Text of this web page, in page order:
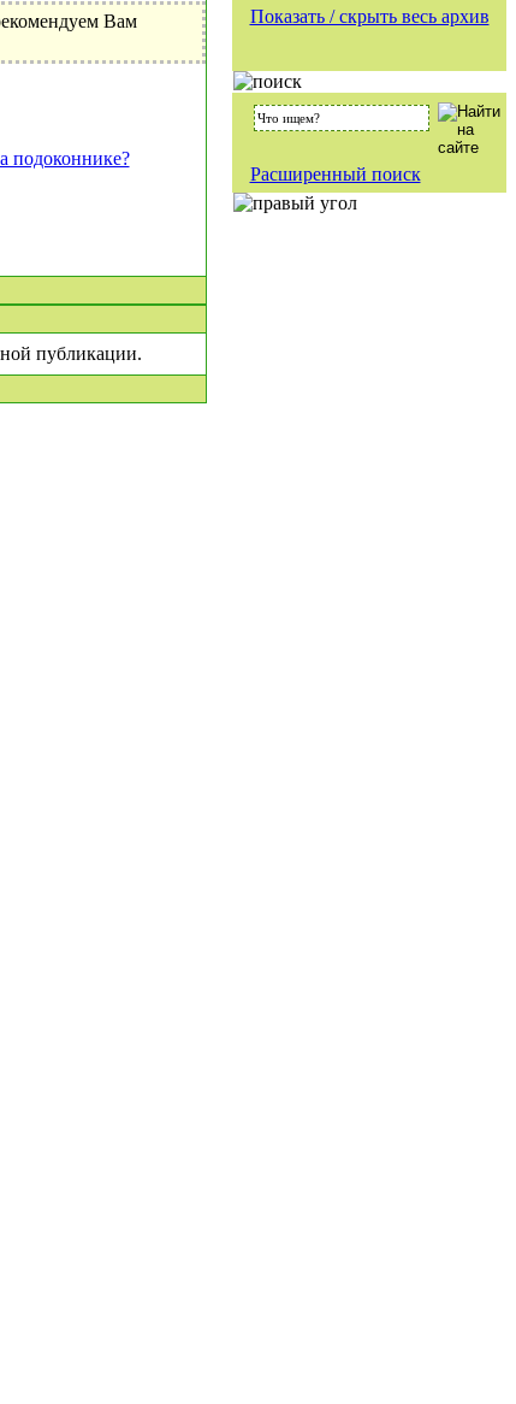
Вам
подоконнике?
публикации.
Показать / скрыть весь архив
Расширенный поиск